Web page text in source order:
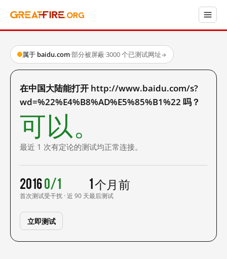
属于 baidu.com·部分被屏蔽·3000 个已测试网址→
在中国大陆能打开 http://www.baidu.com/s?
wd=%22%E4%B8%AD%E5%85%B1%22 吗？
可以。
最近 1 次有定论的测试均正常连接。
2016
首次测试
0/1
受干扰 · 近 90 天
1 个月前
最后测试
立即测试